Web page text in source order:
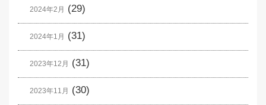
2024年2月 (29)
2024年1月 (31)
2023年12月 (31)
2023年11月 (30)